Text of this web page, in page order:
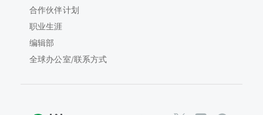
合作伙伴计划
职业生涯
编辑部
全球办公室/联系方式